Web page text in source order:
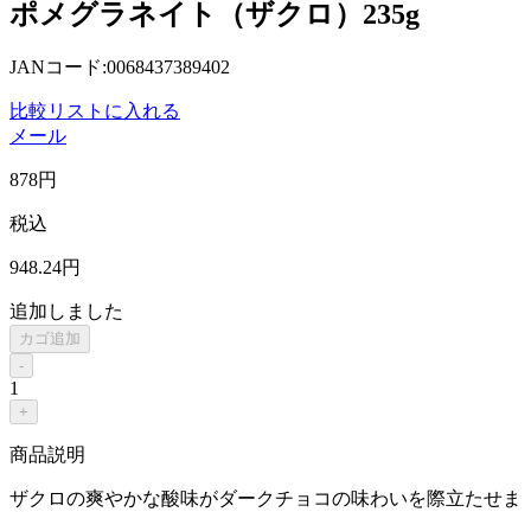
ポメグラネイト（ザクロ）235g
JANコード:0068437389402
比較リストに入れる
メール
878円
税込
948.24円
追加しました
カゴ追加
-
1
+
商品説明
ザクロの爽やかな酸味がダークチョコの味わいを際立たせま